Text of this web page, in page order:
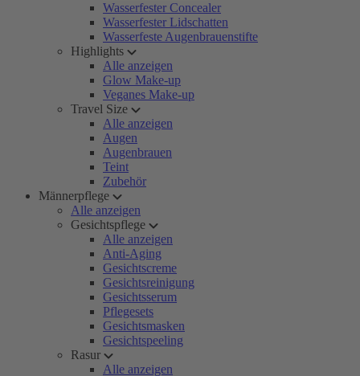
Wasserfester Concealer
Wasserfester Lidschatten
Wasserfeste Augenbrauenstifte
Highlights
Alle anzeigen
Glow Make-up
Veganes Make-up
Travel Size
Alle anzeigen
Augen
Augenbrauen
Teint
Zubehör
Männerpflege
Alle anzeigen
Gesichtspflege
Alle anzeigen
Anti-Aging
Gesichtscreme
Gesichtsreinigung
Gesichtsserum
Pflegesets
Gesichtsmasken
Gesichtspeeling
Rasur
Alle anzeigen